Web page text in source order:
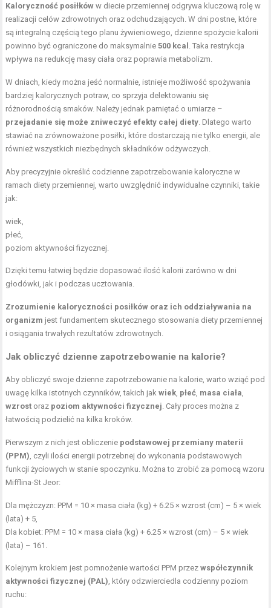
Kaloryczność posiłków w diecie przemiennej odgrywa kluczową rolę w
realizacji celów zdrowotnych oraz odchudzających. W dni postne, które
są integralną częścią tego planu żywieniowego, dzienne spożycie kalorii
powinno być ograniczone do maksymalnie500 kcal
. Taka restrykcja
wpływa na redukcję masy ciała oraz poprawia metabolizm.
W dniach, kiedy można jeść normalnie, istnieje możliwość spożywania
bardziej kalorycznych potraw, co sprzyja delektowaniu się
różnorodnością smaków. Należy jednak pamiętać o umiarze –
przejadanie się może zniweczyć efekty całej diety . Dlatego warto
stawiać na zrównoważone posiłki, które dostarczają nie tylko energii, ale
również wszystkich niezbędnych składników odżywczych.
Aby precyzyjnie określić codzienne zapotrzebowanie kaloryczne w
ramach diety przemiennej, warto uwzględnić indywidualne czynniki, takie
jak:
wiek,
płeć,
poziom aktywności fizycznej.
Dzięki temu łatwiej będzie dopasować ilość kalorii zarówno w dni
głodówki, jak i podczas ucztowania.
Zrozumienie kaloryczności posiłków oraz ich oddziaływania na
organizm jest fundamentem skutecznego stosowania diety przemiennej
i osiągania trwałych rezultatów zdrowotnych.
Jak obliczyć dzienne zapotrzebowanie na kalorie?
Aby obliczyć swoje dzienne zapotrzebowanie na kalorie, warto wziąć pod
uwagę kilka istotnych czynników, takich jakwiek płeć masa ciała
wzrost oraz poziom aktywności fizycznej . Cały proces można z
łatwością podzielić na kilka kroków.
Pierwszym z nich jest obliczenie podstawowej przemiany materii
(PPM) , czyli ilości energii potrzebnej do wykonania podstawowych
funkcji życiowych w stanie spoczynku. Można to zrobić za pomocą wzoru
Mifflina-St Jeor:
Dla mężczyzn: PPM = 10 × masa ciała (kg) + 6.25 × wzrost (cm) – 5 × wiek
(lata) + 5,
Dla kobiet: PPM = 10 × masa ciała (kg) + 6.25 × wzrost (cm) – 5 × wiek
(lata) – 161.
Kolejnym krokiem jest pomnożenie wartości PPM przezwspółczynnik
aktywności fizycznej (PAL) , który odzwierciedla codzienny poziom
ruchu: